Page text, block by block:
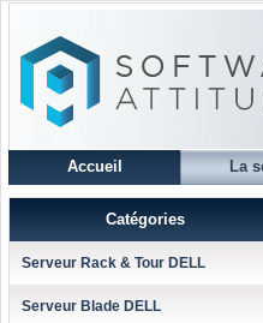
Accueil La
Catégories
Serveur Rack & Tour DELL
Serveur Blade DELL